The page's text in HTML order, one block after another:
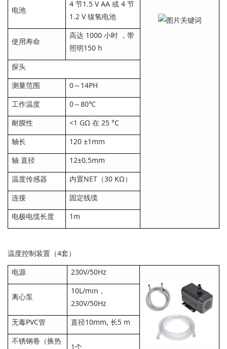
电池
4 节1.5 V AA 或 4 节
1.2 V 镍氢电池
使用寿命
高达 1000 小时 ，带
照明150 h
探头
测量范围
0～14PH
工作温度
0～80℃
耐膜性
<1 GΩ 在 25 °C
轴长
120 ±1mm
轴 直径
12±0.5mm
温度传感器
内置NET（30 KΩ）
连接
固定线缆
电极电缆长度
1m
温度控制装置（4套）
电源
230V/50Hz
离心泵
10L/min，
230V/50Hz
无毒PVC管
直径10mm, 长5 m
不锈钢卷（换热
1个